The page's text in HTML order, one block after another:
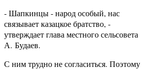
- Шапкинцы - народ особый, нас
связывает казацкое братство, -
утверждает глава местного сельсовета
А. Будаев.
С ним трудно не согласиться. Поэтому